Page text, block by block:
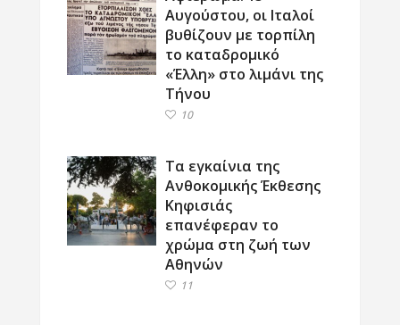
Αυγούστου, οι Ιταλοί
βυθίζουν με τορπίλη
το καταδρομικό
«Έλλη» στο λιμάνι της
Τήνου
10
Τα εγκαίνια της
Ανθοκομικής Έκθεσης
Κηφισιάς
επανέφεραν το
χρώμα στη ζωή των
Αθηνών
11